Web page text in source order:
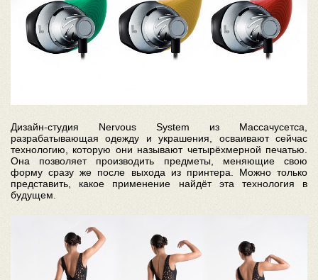
Дизайн-студия Nervous System из Массачусетса,
разрабатывающая одежду и украшения, осваивают сейчас
технологию, которую они называют четырёхмерной печатью.
Она позволяет производить предметы, меняющие свою
форму сразу же после выхода из принтера. Можно только
представить, какое применение найдёт эта технология в
будущем.